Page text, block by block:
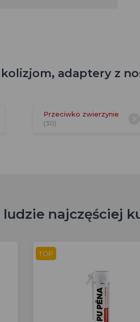
adaptery z
Przeciwko zwierzynie
(30)
najczęściej
TOP